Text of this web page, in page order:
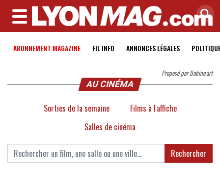
MENU
ABONNEMENT MAGAZINE FIL INFO ANNONCES LÉGALES
Proposé par Bobine.art
AU CINÉMA
Sorties de la semaine
Films à l'affiche
Salles de cinéma
Rechercher